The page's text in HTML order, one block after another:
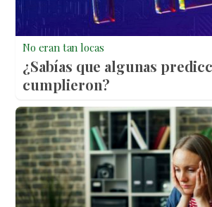
No eran tan locas
¿Sabías que algunas
cumplieron?